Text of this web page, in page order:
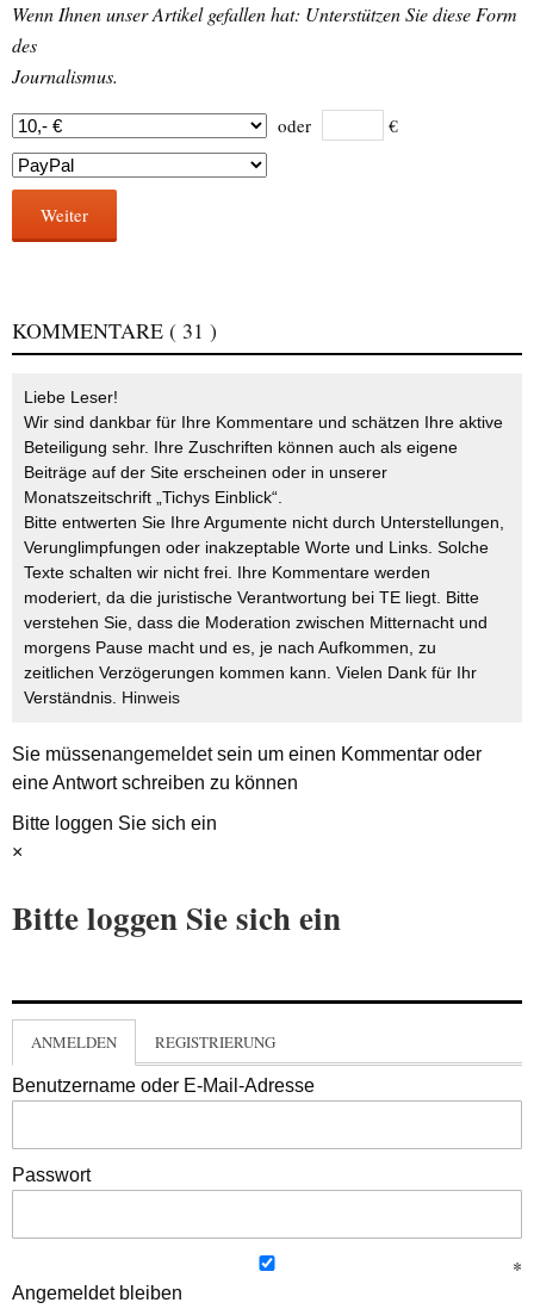
Wenn Ihnen unser Artikel gefallen hat: Unterstützen Sie diese Form
des
Journalismus.
oder €
Weiter
KOMMENTARE ( 31 )
Liebe Leser!
Wir sind dankbar für Ihre Kommentare und schätzen Ihre aktive
Beteiligung sehr. Ihre Zuschriften können auch als eigene
Beiträge auf der Site erscheinen oder in unserer
Monatszeitschrift „Tichys Einblick“.
Bitte entwerten Sie Ihre Argumente nicht durch Unterstellungen,
Verunglimpfungen oder inakzeptable Worte und Links. Solche
Texte schalten wir nicht frei. Ihre Kommentare werden
moderiert, da die juristische Verantwortung bei TE liegt. Bitte
verstehen Sie, dass die Moderation zwischen Mitternacht und
morgens Pause macht und es, je nach Aufkommen, zu
zeitlichen Verzögerungen kommen kann. Vielen Dank für Ihr
Verständnis. Hinweis
Sie müssenangemeldetsein um einen Kommentar oder
eine Antwort schreiben zu können
Bitte loggen Sie sich ein
×
Bitte loggen Sie sich ein
ANMELDEN REGISTRIERUNG
Benutzername oder E-Mail-Adresse
Passwort
Angemeldet bleiben